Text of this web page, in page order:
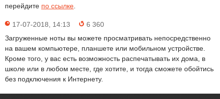
перейдите по ссылке
17-07-2018, 14:13
6 360
Загруженные ноты вы можете просматривать непосредственно
на вашем компьютере, планшете или мобильном устройстве.
Кроме того, у вас есть возможность распечатывать их дома, в
школе или в любом месте, где хотите, и тогда сможете обойтись
без подключения к Интернету.